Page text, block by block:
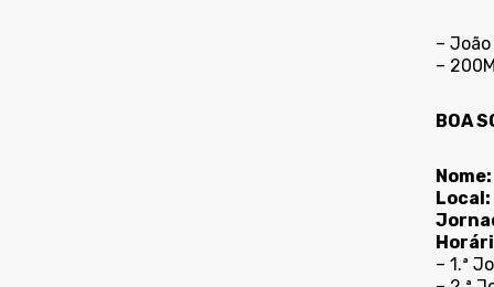
–
–
BOA
Nome:
Local:
– 1.ª